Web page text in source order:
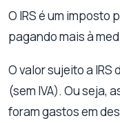
O IRS é um imposto
pagando mais à
O valor sujeito a IRS
(sem IVA). Ou seja,
foram gastos em